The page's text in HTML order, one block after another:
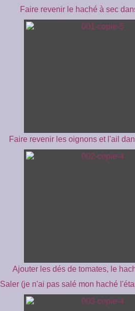
Faire revenir le haché à sec
Faire revenir les oignons et l'ail
Ajouter les dés de tomates, le
Saler (je n'ai pas salé mon haché